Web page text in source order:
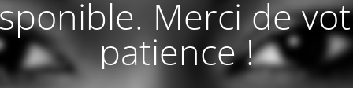
Merci de
patience !